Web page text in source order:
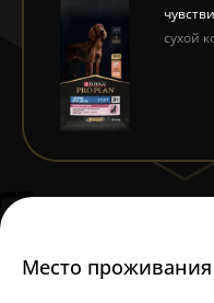
сухой
Место проживания